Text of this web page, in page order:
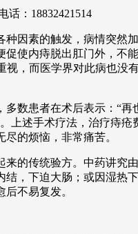
：18832421514
因素的触发，病情突然
使内痔脱出肛门外，不
，而医学界对此病也没
数患者在术后表示：“再
上述手术疗法，治疗痔
的烦恼，非常痛苦。
的传统验方。中药讲究
，下迫大肠；或因湿热
不易复发。